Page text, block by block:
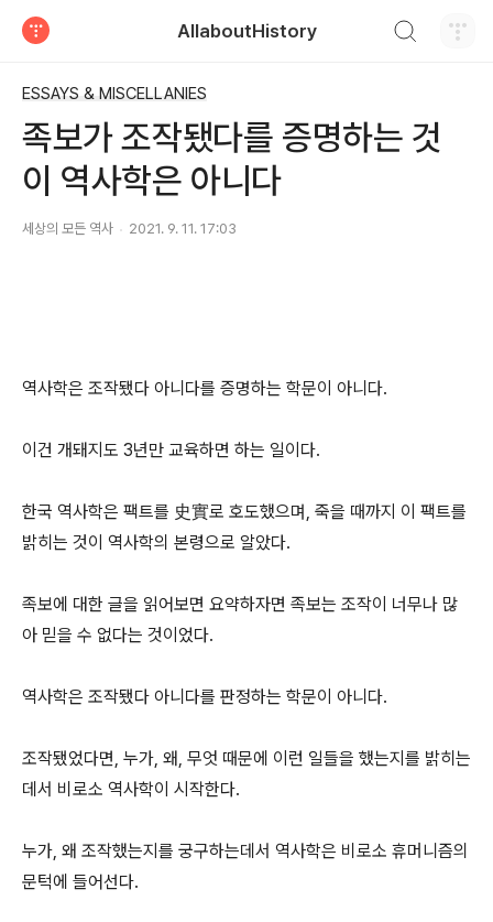
AllaboutHistory
ESSAYS & MISCELLANIES
족보가 조작됐다를 증명하는 것
이 역사학은 아니다
세상의 모든 역사 2021. 9. 11. 17:03
역사학은 조작됐다 아니다를 증명하는 학문이 아니다.
이건 개돼지도 3년만 교육하면 하는 일이다.
한국 역사학은 팩트를 史實로 호도했으며, 죽을 때까지 이 팩트를
밝히는 것이 역사학의 본령으로 알았다.
족보에 대한 글을 읽어보면 요약하자면 족보는 조작이 너무나 많
아 믿을 수 없다는 것이었다.
역사학은 조작됐다 아니다를 판정하는 학문이 아니다.
조작됐었다면, 누가, 왜, 무엇 때문에 이런 일들을 했는지를 밝히는
데서 비로소 역사학이 시작한다.
누가, 왜 조작했는지를 궁구하는데서 역사학은 비로소 휴머니즘의
문턱에 들어선다.